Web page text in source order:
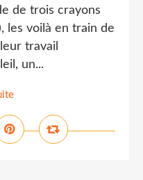
de trois crayons
les voilà en train de
travail
un...